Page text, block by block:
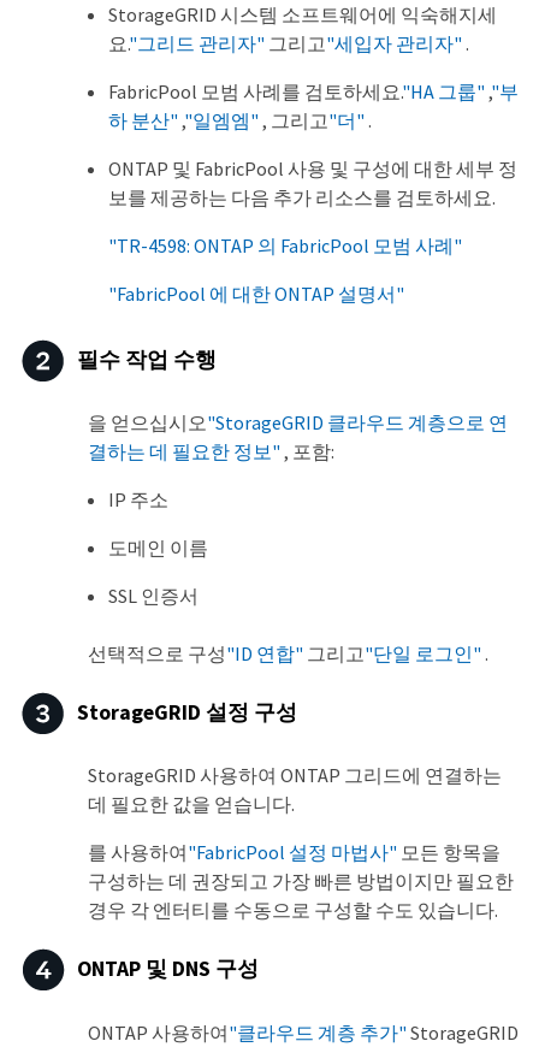
StorageGRID 시스템 소프트웨어에 익숙해지세
요."그리드 관리자" 그리고"세입자 관리자" .
FabricPool 모범 사례를 검토하세요."HA 그룹" ,"부
하 분산" ,"일엠엠" , 그리고"더" .
ONTAP 및 FabricPool 사용 및 구성에 대한 세부 정
보를 제공하는 다음 추가 리소스를 검토하세요.
"TR-4598: ONTAP 의 FabricPool 모범 사례"
"FabricPool 에 대한 ONTAP 설명서"
필수 작업 수행
을 얻으십시오"StorageGRID 클라우드 계층으로 연
결하는 데 필요한 정보" , 포함:
IP 주소
도메인 이름
SSL 인증서
선택적으로 구성"ID 연합" 그리고"단일 로그인" .
StorageGRID 설정 구성
StorageGRID 사용하여 ONTAP 그리드에 연결하는
데 필요한 값을 얻습니다.
를 사용하여"FabricPool 설정 마법사" 모든 항목을
구성하는 데 권장되고 가장 빠른 방법이지만 필요한
경우 각 엔터티를 수동으로 구성할 수도 있습니다.
ONTAP 및 DNS 구성
ONTAP 사용하여"클라우드 계층 추가" StorageGRID